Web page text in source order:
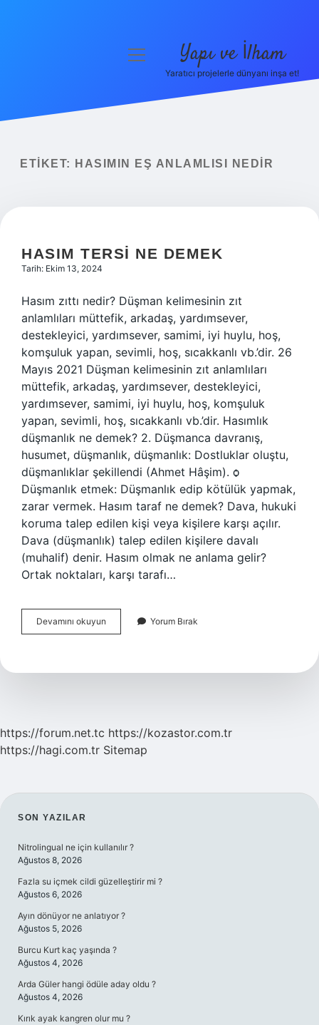
Yasal Uyarı
menüyü
Yapı ve İlham
Yaratıcı projelerle dünyanı inşa et!
ETIKET: HASIMIN EŞ ANLAMLISI NEDIR
HASIM TERSI NE DEMEK
Tarih: Ekim 13, 2024
Hasım zıttı nedir? Düşman kelimesinin zıt
anlamlıları müttefik, arkadaş, yardımsever,
destekleyici, yardımsever, samimi, iyi huylu, hoş,
komşuluk yapan, sevimli, hoş, sıcakkanlı vb.’dir. 26
Mayıs 2021 Düşman kelimesinin zıt anlamlıları
müttefik, arkadaş, yardımsever, destekleyici,
yardımsever, samimi, iyi huylu, hoş, komşuluk
yapan, sevimli, hoş, sıcakkanlı vb.’dir. Hasımlık
düşmanlık ne demek? 2. Düşmanca davranış,
husumet, düşmanlık, düşmanlık: Dostluklar oluştu,
düşmanlıklar şekillendi (Ahmet Hâşim). ѻ
Düşmanlık etmek: Düşmanlık edip kötülük yapmak,
zarar vermek. Hasım taraf ne demek? Dava, hukuki
koruma talep edilen kişi veya kişilere karşı açılır.
Dava (düşmanlık) talep edilen kişilere davalı
(muhalif) denir. Hasım olmak ne anlama gelir?
Ortak noktaları, karşı tarafı…
Devamını okuyun
Tersi
Yorum Bırak
https://forum.net.tc https://kozastor.com.tr
https://hagi.com.tr Sitemap
SIDEBAR
SON YAZILAR
Nitrolingual ne için kullanılır ?
Ağustos 8, 2026
Fazla su içmek cildi güzelleştirir mi ?
Ağustos 6, 2026
Ayın dönüyor ne anlatıyor ?
Ağustos 5, 2026
Burcu Kurt kaç yaşında ?
Ağustos 4, 2026
Arda Güler hangi ödüle aday oldu ?
Ağustos 4, 2026
Kırık ayak kangren olur mu ?